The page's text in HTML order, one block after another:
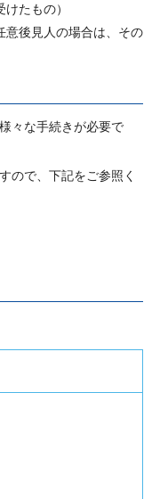
たもの）
意後見人の場合は、その
々な手続きが必要で
ので、下記をご参照く